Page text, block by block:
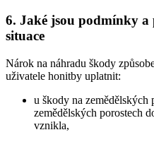
6. Jaké jsou podmínky a
situace
Nárok na náhradu škody
uživatele honitby uplatnit:
u škody na zemědělských
zemědělských porostech
vznikla,